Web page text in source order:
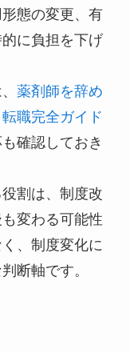
態の変更、有
に負担を下げ
薬剤師を辞め
職完全ガイド
確認しておき
割は、制度改
変わる可能性
、制度変化に
断軸です。